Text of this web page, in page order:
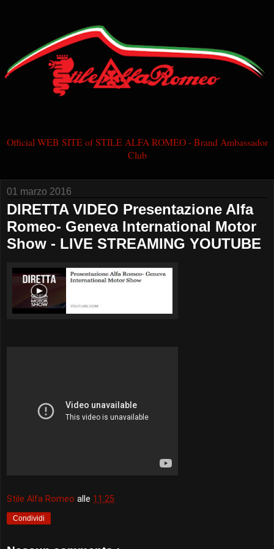
Official WEB SITE of STILE ALFA ROMEO - Brand Ambassador
Club
01 marzo 2016
DIRETTA VIDEO Presentazione Alfa
Romeo- Geneva International Motor
Show - LIVE STREAMING YOUTUBE
Stile Alfa Romeo alle 11:25
Condividi